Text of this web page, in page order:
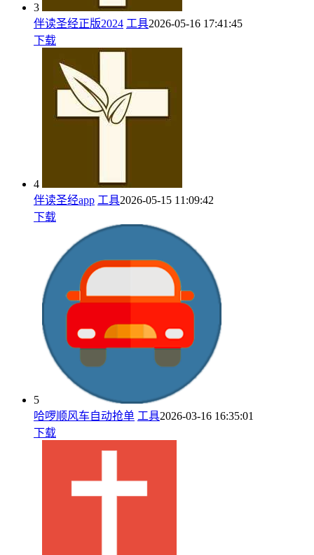
3
伴读圣经正版2024 工具2026-05-16 17:41:45
下载
4
伴读圣经app 工具2026-05-15 11:09:42
下载
5
哈啰顺风车自动抢单 工具2026-03-16 16:35:01
下载